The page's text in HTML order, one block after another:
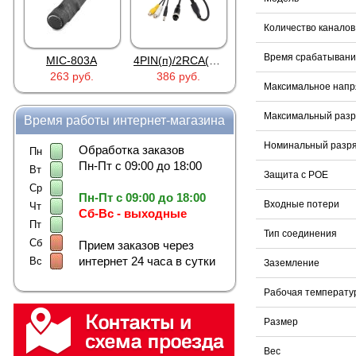
MIC-803A
263 руб.
4PIN(п)/2RCA(м)+DJK-11(п)
386 руб.
4PIN(п)/2RCA(п)+DJK-11(п)
386 руб.
Время работы интернет-магазина
Пн
Вт
Ср
Чт
Пт
Сб
Вс
Обработка заказов
Пн-Пт с 09:00 до 18:00
Пн-Пт с 09:00 до 18:00
Сб-Вс - выходные
Прием заказов через
интернет 24 часа в сутки
Количество каналов
Время
Максимальное
Максимальный
Номинальный
Защита с POE
Входные потери
Тип соединения
Заземление
Рабочая
Размер
Вес